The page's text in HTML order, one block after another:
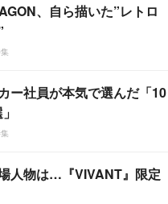
、自ら描いた”レトロ
ー社員が本気で選んだ「10
人物は…『VIVANT』限定